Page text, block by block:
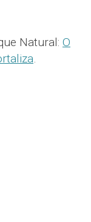
Natural: O
.